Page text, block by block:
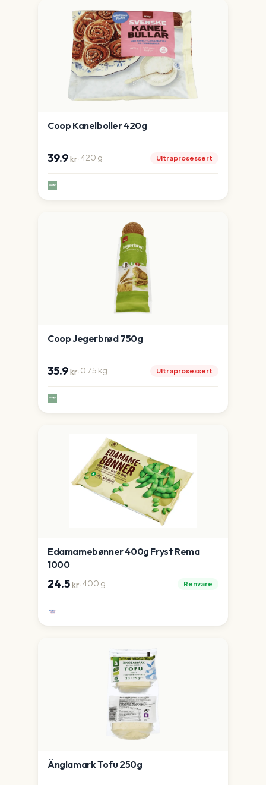
Coop Kanelboller 420g
39.9kr·420 g Ultraprosessert
Coop Jegerbrød 750g
35.9kr·0.75 kg Ultraprosessert
Edamamebønner 400g Fryst Rema
1000
24.5kr·400 g Renvare
Änglamark Tofu 250g